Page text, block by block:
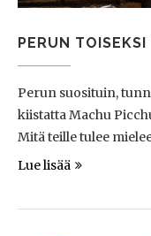
PERUN
Perun suosituin,
kiistatta Machu
Mitä teille tulee
Lue lisää